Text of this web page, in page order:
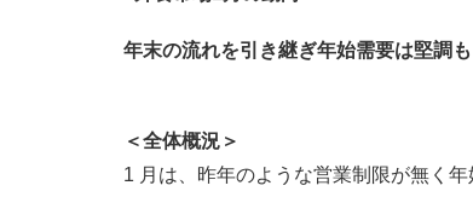
年末の流れを引き継ぎ年始需要は堅調
＜全体概況＞
1 月は、昨年のような営業制限が無く